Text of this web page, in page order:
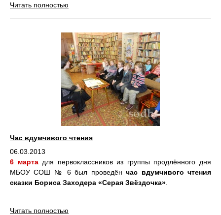
Читать полностью
Час вдумчивого чтения
06.03.2013
6 марта для первоклассников из группы продлённого дня
МБОУ СОШ № 6 был проведёнчас вдумчивого чтения
сказки Бориса Заходера «Серая Звёздочка»
Читать полностью